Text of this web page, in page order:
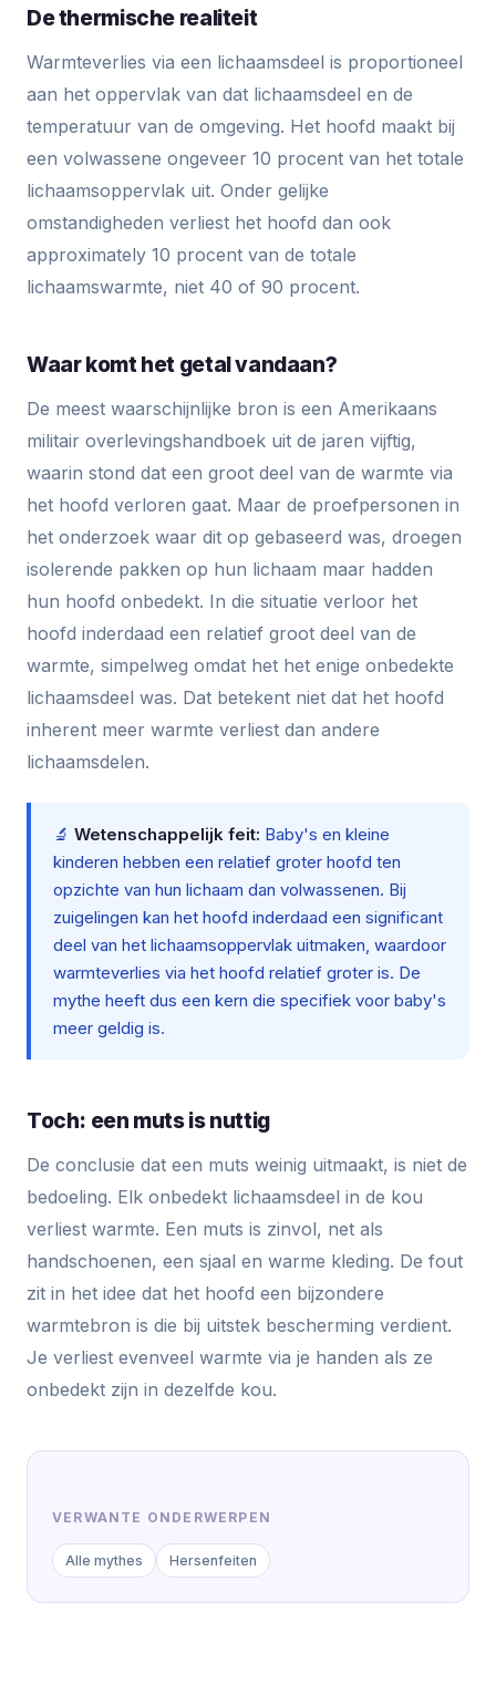
De thermische realiteit
Warmteverlies via een lichaamsdeel is proportioneel
aan het oppervlak van dat lichaamsdeel en de
temperatuur van de omgeving. Het hoofd maakt bij
een volwassene ongeveer 10 procent van het totale
lichaamsoppervlak uit. Onder gelijke
omstandigheden verliest het hoofd dan ook
approximately 10 procent van de totale
lichaamswarmte, niet 40 of 90 procent.
Waar komt het getal vandaan?
De meest waarschijnlijke bron is een Amerikaans
militair overlevingshandboek uit de jaren vijftig,
waarin stond dat een groot deel van de warmte via
het hoofd verloren gaat. Maar de proefpersonen in
het onderzoek waar dit op gebaseerd was, droegen
isolerende pakken op hun lichaam maar hadden
hun hoofd onbedekt. In die situatie verloor het
hoofd inderdaad een relatief groot deel van de
warmte, simpelweg omdat het het enige onbedekte
lichaamsdeel was. Dat betekent niet dat het hoofd
inherent meer warmte verliest dan andere
lichaamsdelen.
🔬 Wetenschappelijk feit: Baby's en kleine
kinderen hebben een relatief groter hoofd ten
opzichte van hun lichaam dan volwassenen. Bij
zuigelingen kan het hoofd inderdaad een significant
deel van het lichaamsoppervlak uitmaken, waardoor
warmteverlies via het hoofd relatief groter is. De
mythe heeft dus een kern die specifiek voor baby's
meer geldig is.
Toch: een muts is nuttig
De conclusie dat een muts weinig uitmaakt, is niet de
bedoeling. Elk onbedekt lichaamsdeel in de kou
verliest warmte. Een muts is zinvol, net als
handschoenen, een sjaal en warme kleding. De fout
zit in het idee dat het hoofd een bijzondere
warmtebron is die bij uitstek bescherming verdient.
Je verliest evenveel warmte via je handen als ze
onbedekt zijn in dezelfde kou.
VERWANTE ONDERWERPEN
Alle mythes Hersenfeiten